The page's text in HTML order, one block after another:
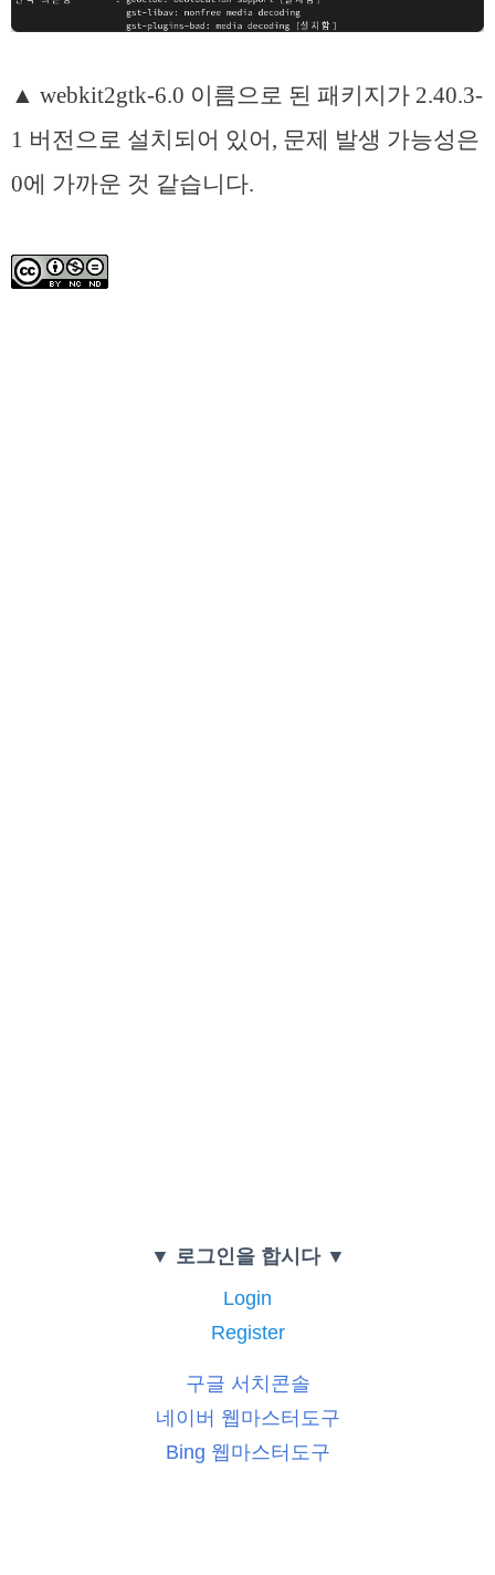
▲ webkit2gtk-6.0 이름으로 된 패키지가 2.40.3-
1 버전으로 설치되어 있어, 문제 발생 가능성은
0에 가까운 것 같습니다.
▼ 로그인을 합시다 ▼
Login
Register
구글 서치콘솔
네이버 웹마스터도구
Bing 웹마스터도구